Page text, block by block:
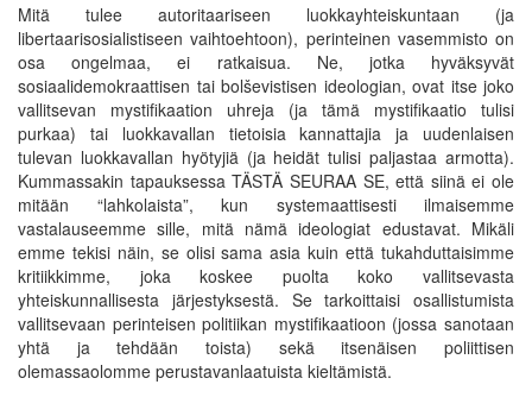
Mitä tulee autoritaariseen luokkayhteiskuntaan (ja
libertaarisosialistiseen vaihtoehtoon), perinteinen vasemmisto on
osa ongelmaa, ei ratkaisua. Ne, jotka hyväksyvät
sosiaalidemokraattisen tai bolševistisen ideologian, ovat itse joko
vallitsevan mystifikaation uhreja (ja tämä mystifikaatio tulisi
purkaa) tai luokkavallan tietoisia kannattajia ja uudenlaisen
tulevan luokkavallan hyötyjiä (ja heidät tulisi paljastaa armotta).
Kummassakin tapauksessa TÄSTÄ SEURAA SE, että siinä ei ole
mitään “lahkolaista”, kun systemaattisesti ilmaisemme
vastalauseemme sille, mitä nämä ideologiat edustavat. Mikäli
emme tekisi näin, se olisi sama asia kuin että tukahduttaisimme
kritiikkimme, joka koskee puolta koko vallitsevasta
yhteiskunnallisesta järjestyksestä. Se tarkoittaisi osallistumista
vallitsevaan perinteisen politiikan mystifikaatioon (jossa sanotaan
yhtä ja tehdään toista) sekä itsenäisen poliittisen
olemassaolomme perustavanlaatuista kieltämistä.